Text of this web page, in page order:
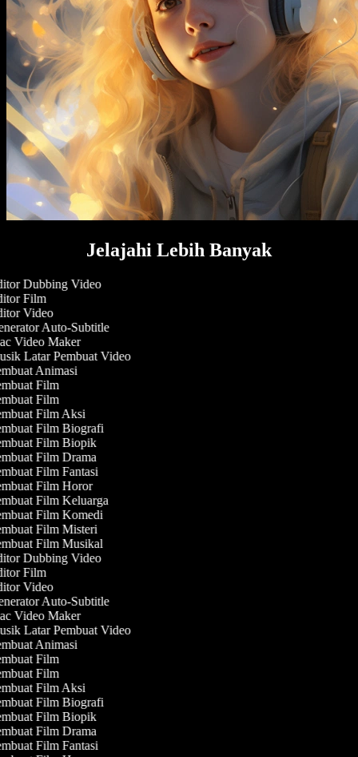
Jelajahi Lebih Banyak
Dubbing Video
Film
Video
Auto-Subtitle
Video Maker
Latar Pembuat Video
Animasi
Film
Film
Film Aksi
Film Biografi
Film Biopik
Film Drama
Film Fantasi
Film Horor
Film Keluarga
Film Komedi
Film Misteri
Film Musikal
Dubbing Video
Film
Video
Auto-Subtitle
Video Maker
Latar Pembuat Video
Animasi
Film
Film
Film Aksi
Film Biografi
Film Biopik
Film Drama
Film Fantasi